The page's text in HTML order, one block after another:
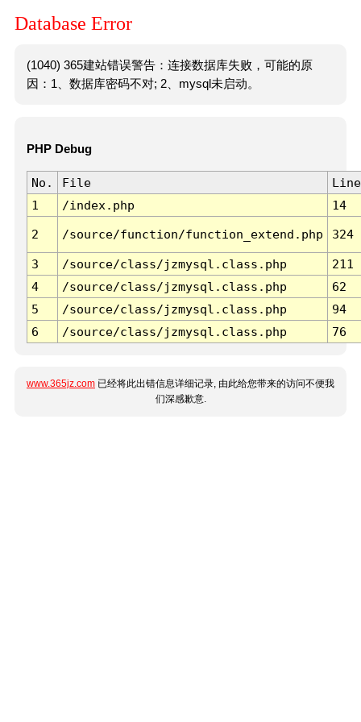
Database Error
(1040) 365建站错误警告：连接数据库失败，可能的原
因：1、数据库密码不对; 2、mysql未启动。
PHP Debug
No. File
Line
1
/index.php 14
2 /source/function/function_extend.php 324
3 /source/class/jzmysql.class.php
211
4
/source/class/jzmysql.class.php
62
5
/source/class/jzmysql.class.php
94
6
/source/class/jzmysql.class.php 76
www.365jz.com 已经将此出错信息详细记录, 由此给您带来的访问不便我
们深感歉意.